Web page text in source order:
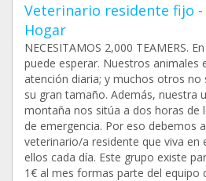
Veterinario residente fijo -
Hogar
NECESITAMOS 2,000 TEAMERS.
puede esperar. Nuestros animales
atención diaria; y muchos otros
su gran tamaño. Además, nuestra
montaña nos sitúa a dos horas de
de emergencia. Por eso debemos
veterinario/a residente que viva en
ellos cada día. Este grupo existe
1€ al mes formas parte del equipo